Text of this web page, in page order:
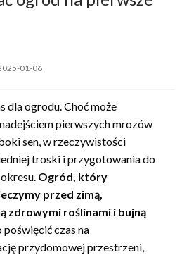
01-06
dla ogrodu. Choć może
pierwszych mrozów
sen, w rzeczywistości
troski i przygotowania do
Ogród, który
przed zimą,
zdrowymi roślinami i bujną
czas na
przydomowej przestrzeni,